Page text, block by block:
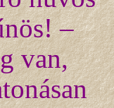
–
van,